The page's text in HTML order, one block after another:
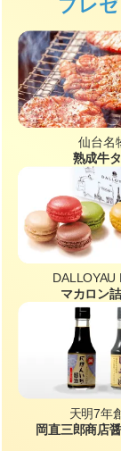
プレ
仙台名
熟成牛
DALLOYAU
マカロン
天明7年
岡直三郎商店